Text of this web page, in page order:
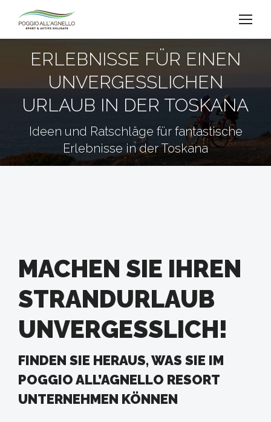
ERLEBNISSE FÜR EINEN
UNVERGESSLICHEN
URLAUB IN DER TOSKANA
Ideen und Ratschläge für fantastische
Erlebnisse in der Toskana
MACHEN SIE IHREN
STRANDURLAUB
UNVERGESSLICH!
FINDEN SIE HERAUS, WAS SIE IM
POGGIO ALL’AGNELLO RESORT
UNTERNEHMEN KÖNNEN